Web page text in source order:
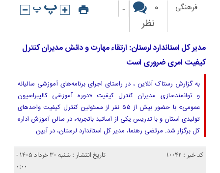
فرهنگی
۰
نظر
-
مدیر کل استاندارد لرستان: ارتقاء مهارت و دانش مدیران کنترل
کیفیت امری ضروری است
به گزارش رستاک آنلاین ، در راستای اجرای برنامه‌های آموزشی سالیانه
و توانمندسازی مدیران کنترل کیفیت «دوره آموزشی کالیبراسیون
عمومی» با حضور بیش از ۵۵ نفر از مسئولین کنترل کیفیت واحدهای
تولیدی استان و با تدریس یکی از اساتید باتجربه، در سالن آموزش اداره
کل برگزار شد. مرتضی رهنما، مدیر کل استاندارد لرستان، در آیین
کد خبر : 10042
تاریخ انتشار : شنبه ۳۰ خرداد ۱۴۰۵ -
۰:۰۰